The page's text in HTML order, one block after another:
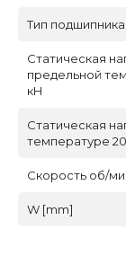
Тип подшипника
Статическая
предельной
кН
Статическая
температуре
Скорость об/
W [mm]